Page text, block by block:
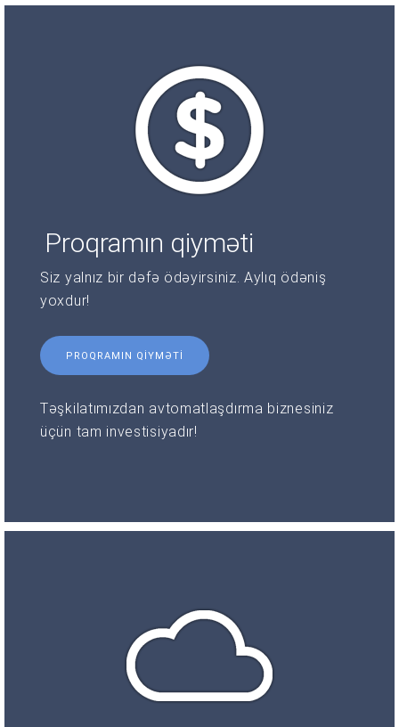
Proqramın qiyməti
Siz yalnız bir dəfə ödəyirsiniz. Aylıq ödəniş
yoxdur!
PROQRAMIN QIYMƏTI
Təşkilatımızdan avtomatlaşdırma biznesiniz
üçün tam investisiyadır!